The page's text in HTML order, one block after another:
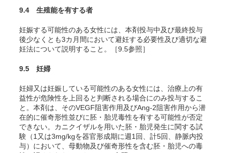
9.4 生殖能を有する者
妊娠する可能性のある女性には、本剤投与中及び最終投与
後少なくとも3カ月間において避妊する必要性及び適切な避
妊法について説明すること。［9.5参照］
9.5 妊婦
妊婦又は妊娠している可能性のある女性には、治療上の有
益性が危険性を上回ると判断される場合にのみ投与するこ
と。本剤は、そのVEGF阻害作用及びAng-2阻害作用から潜
在的に催奇形性並びに胚・胎児毒性を有する可能性が否定
できない。カニクイザルを用いた胚・胎児発生に関する試
験（1又は3mg/kgを器官形成期に週1回、計5回、静脈内投
与）において、母動物及び催奇形性を含む胚・胎児への毒